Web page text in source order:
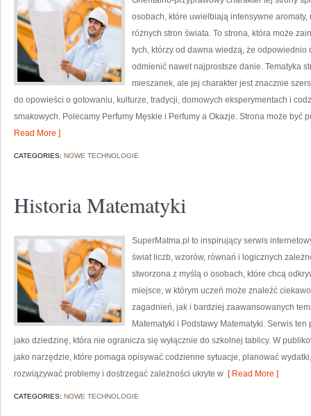
osobach, które uwielbiają intensywne
różnych stron świata. To strona, która może
tych, którzy od dawna wiedzą, że odpowiednio
odmienić nawet najprostsze danie. Tematyka
mieszanek, ale jej charakter jest znacznie
do opowieści o gotowaniu, kulturze, tradycji, domowych eksperymentach i
smakowych. Polecamy Perfumy Męskie i Perfumy a Okazje. Strona może być
Read More ]
CATEGORIES: NOWE TECHNOLOGIE
Historia Matematyki
SuperMatma.pl to inspirujący serwis
świat liczb, wzorów, równań i logicznych
stworzona z myślą o osobach, które chcą
miejsce, w którym uczeń może znaleźć
zagadnień, jak i bardziej zaawansowanych
Matematyki i Podstawy Matematyki. Serwis
jako dziedzinę, która nie ogranicza się wyłącznie do szkolnej tablicy. W
jako narzędzie, które pomaga opisywać codzienne sytuacje, planować
rozwiązywać problemy i dostrzegać zależności ukryte w [ Read More ]
CATEGORIES: NOWE TECHNOLOGIE